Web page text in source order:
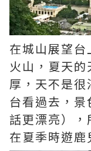
在城山展望
火山，夏天
厚，天不是
台看過去，
話更漂亮）
在夏季時遊鹿